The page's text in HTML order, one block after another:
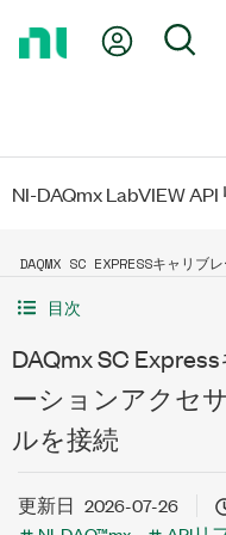
My
NI-DAQmx LabVIEW
DAQMX SC EXPRESSキャリブ
目次
DAQmx SC
ーションアクセ
ルを接続
更新日 2026-07-26